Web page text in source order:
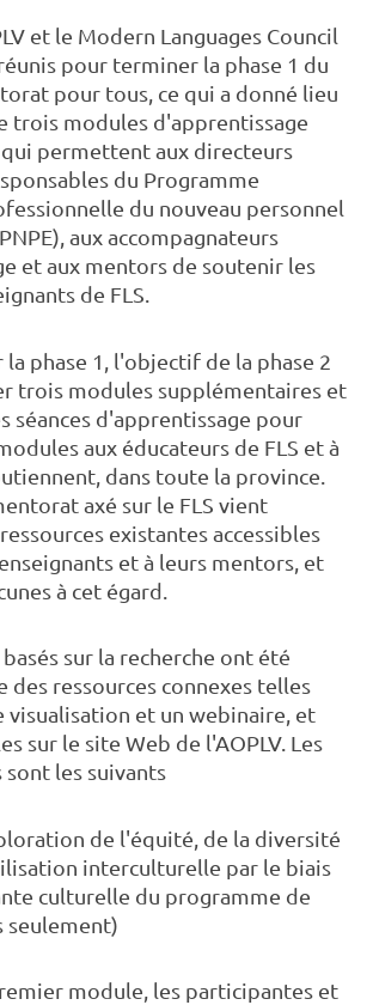
et le Modern Languages Council
pour terminer la phase 1 du
pour tous, ce qui a donné lieu
trois modules d'apprentissage
permettent aux directeurs
du Programme
du nouveau personnel
aux accompagnateurs
et aux mentors de soutenir les
de FLS.
la phase 1, l'objectif de la phase 2
trois modules supplémentaires et
séances d'apprentissage pour
aux éducateurs de FLS et à
dans toute la province.
axé sur le FLS vient
existantes accessibles
et à leurs mentors, et
à cet égard.
sur la recherche ont été
des ressources connexes telles
visualisation et un webinaire, et
sur le site Web de l'AOPLV. Les
sont les suivants
de l'équité, de la diversité
interculturelle par le biais
culturelle du programme de
seulement)
module, les participantes et